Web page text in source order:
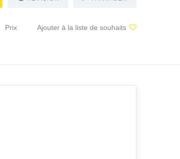
Prix Ajouter à la liste de souhaits